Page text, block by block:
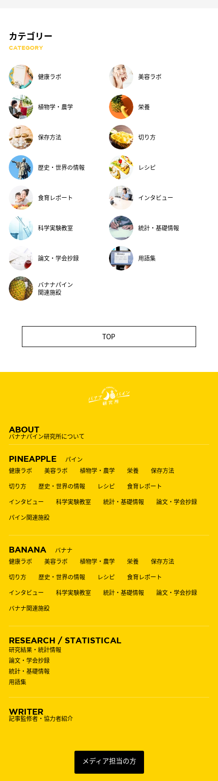
カテゴリー
CATEGORY
健康ラボ 美容ラボ
植物学・農学 栄養
保存方法 切り方
歴史・世界の情報 レシピ
食育レポート インタビュー
科学実験教室 統計・基礎情報
論文・学会抄録 用語集
バナナパイン
関連施設
TOP
ABOUT
バナナパイン研究所について
PINEAPPLE
パイン
健康ラボ
美容ラボ 植物学・農学 栄養
保存方法
切り方
歴史・世界の情報 レシピ
食育レポート
インタビュー
科学実験教室 統計・基礎情報
論文・学会抄録
パイン関連施設
BANANA
バナナ
健康ラボ
美容ラボ 植物学・農学 栄養
保存方法
切り方
歴史・世界の情報 レシピ
食育レポート
インタビュー
科学実験教室 統計・基礎情報
論文・学会抄録
バナナ関連施設
RESEARCH / STATISTICAL
研究結果・統計情報
論文・学会抄録
統計・基礎情報
用語集
WRITER
記事監修者・協力者紹介
メディア担当の方